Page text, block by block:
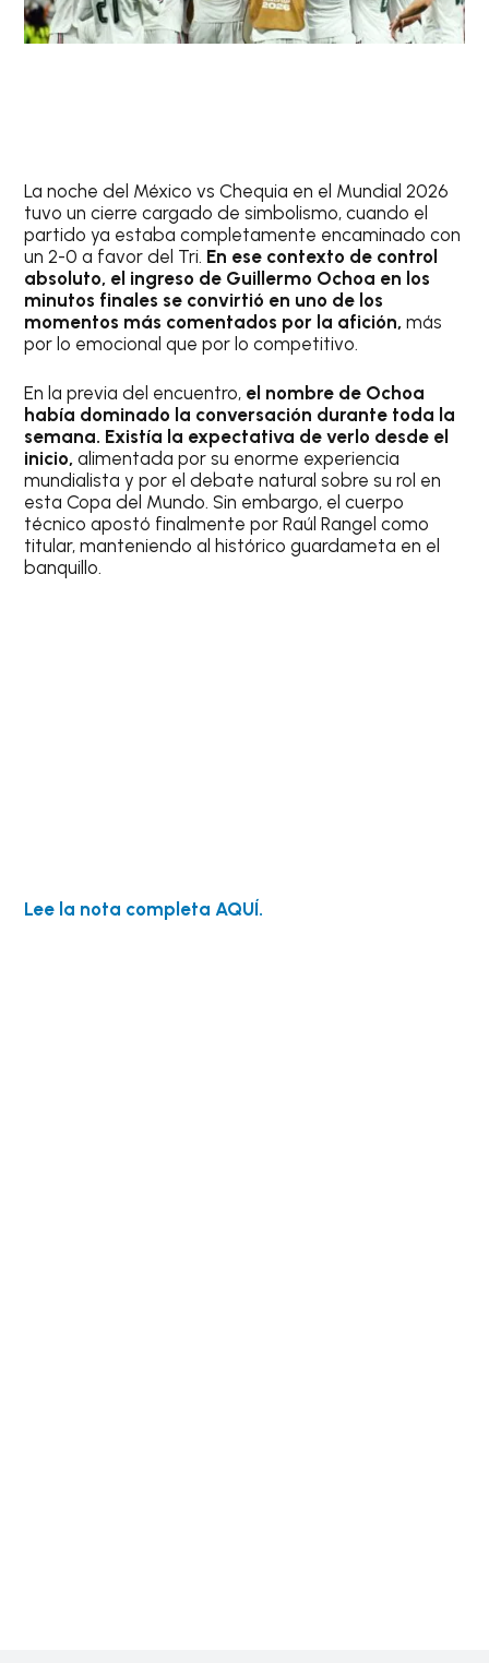
La noche del México vs Chequia en el Mundial 2026
tuvo un cierre cargado de simbolismo, cuando el
partido ya estaba completamente encaminado con
un 2-0 a favor del Tri. En ese contexto de control
absoluto, el ingreso de Guillermo Ochoa en los
minutos finales se convirtió en uno de los
momentos más comentados por la afición, más
por lo emocional que por lo competitivo.
En la previa del encuentro, el nombre de Ochoa
había dominado la conversación durante toda la
semana. Existía la expectativa de verlo desde el
inicio,alimentada por su enorme experiencia
mundialista y por el debate natural sobre su rol en
esta Copa del Mundo. Sin embargo, el cuerpo
técnico apostó finalmente por Raúl Rangel como
titular, manteniendo al histórico guardameta en el
banquillo.
Lee la nota completa AQUÍ.